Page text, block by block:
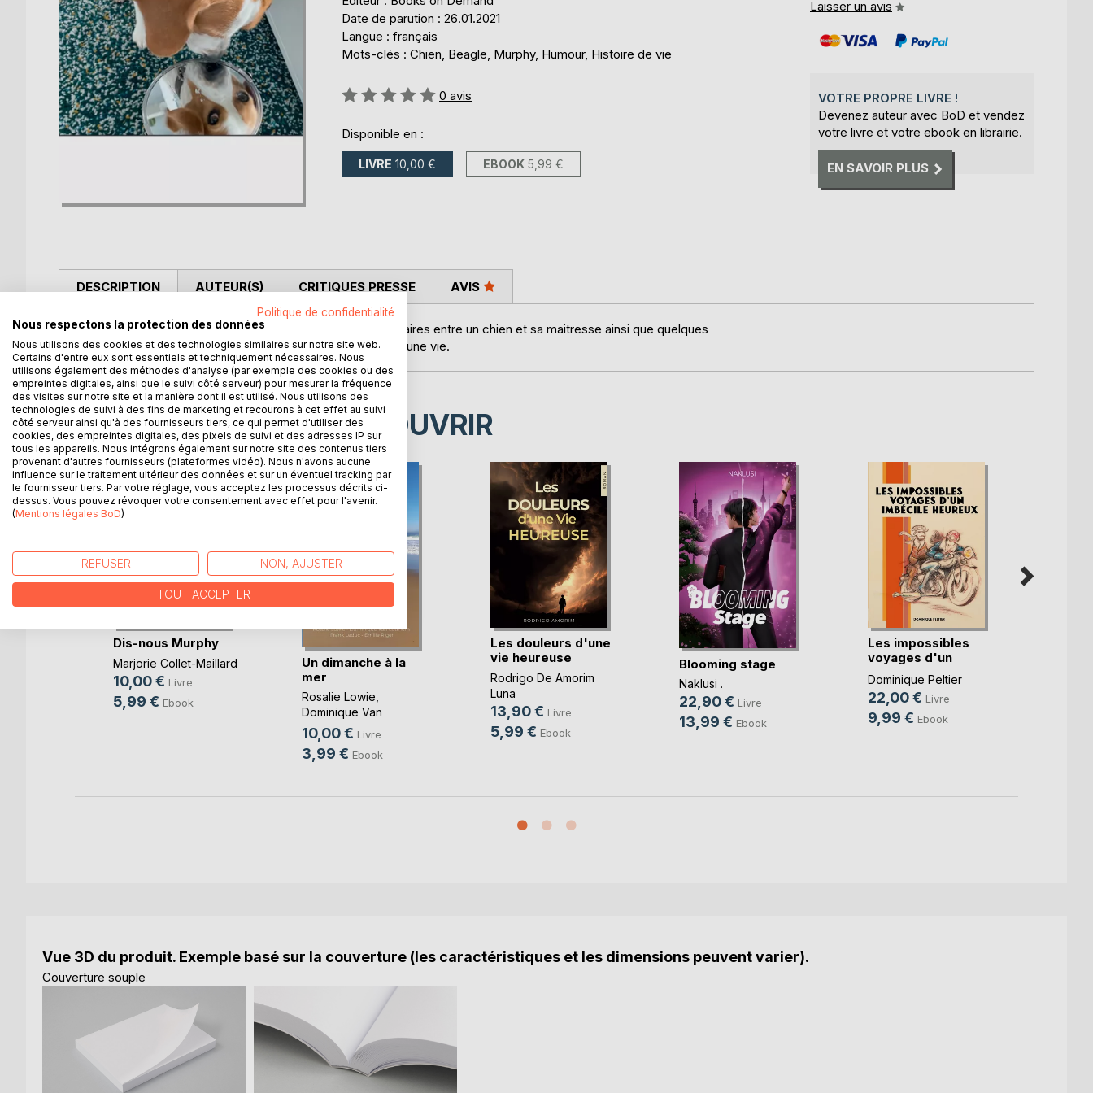
Date de parution : 26.01.2021
Langue : français
Mots-clés : Chien, Beagle, Murphy, Humour, Histoire de vie
Évaluation:
0 avis
Disponible en :
LIVRE 10,00 € EBOOK 5,99 €
Laisser un avis
VOTRE PROPRE LIVRE !
Devenez auteur avec BoD et vendez
votre livre et votre ebook en librairie.
EN SAVOIR PLUS
DESCRIPTION
Recueil regroupant, avec humour, des discussions imaginaires entre un chien et sa maitresse ainsi que quelques
poèmes et textes relatant des moments particuliers dans une vie.
AUTEUR(S) CRITIQUES PRESSE AVIS
D’AUTRES TITRES À DÉCOUVRIR
Dis-nous Murphy
Marjorie Collet-Maillard
10,00 € Livre
5,99 € Ebook
Un dimanche à la
mer
Rosalie Lowie
Dominique Van
Cotthem, ...
10,00 € Livre
3,99 € Ebook
Les douleurs d'une
vie heureuse
Rodrigo De Amorim
Luna
13,90 € Livre
5,99 € Ebook
Blooming stage
Naklusi .
22,90 € Livre
13,99 € Ebook
Les impossibles
voyages d'un
imbéc(...)
Dominique Peltier
22,00 € Livre
9,99 € Ebook
Vue 3D du produit. Exemple basé sur la couverture (les caractéristiques et les dimensions peuvent varier).
Couverture souple
Politique de confidentialité
Nous respectons la protection des données
Nous utilisons des cookies et des technologies similaires sur notre site web.
Certains d'entre eux sont essentiels et techniquement nécessaires. Nous
utilisons également des méthodes d'analyse (par exemple des cookies ou des
empreintes digitales, ainsi que le suivi côté serveur) pour mesurer la fréquence
des visites sur notre site et la manière dont il est utilisé. Nous utilisons des
technologies de suivi à des fins de marketing et recourons à cet effet au suivi
côté serveur ainsi qu'à des fournisseurs tiers, ce qui permet d'utiliser des
cookies, des empreintes digitales, des pixels de suivi et des adresses IP sur
tous les appareils. Nous intégrons également sur notre site des contenus tiers
provenant d'autres fournisseurs (plateformes vidéo). Nous n'avons aucune
influence sur le traitement ultérieur des données et sur un éventuel tracking par
le fournisseur tiers. Par votre réglage, vous acceptez les processus décrits ci-
dessus. Vous pouvez révoquer votre consentement avec effet pour l'avenir.
(Mentions légales BoD)
REFUSER NON, AJUSTER
TOUT ACCEPTER